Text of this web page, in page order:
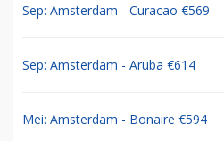
Sep: Amsterdam - Curacao €569
Sep: Amsterdam - Aruba €614
Mei: Amsterdam - Bonaire €594